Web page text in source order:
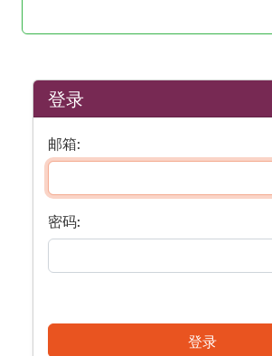
登录
邮箱:
密码:
登录